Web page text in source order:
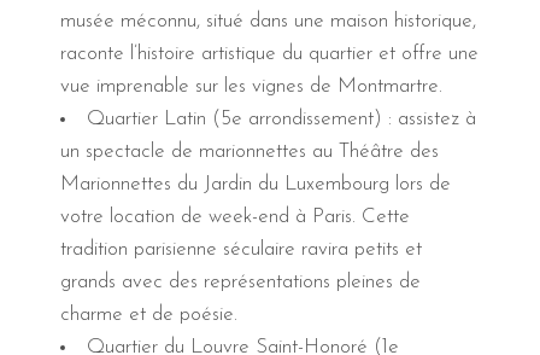
musée méconnu, situé dans une maison historique,
raconte l’histoire artistique du quartier et offre une
vue imprenable sur les vignes de Montmartre.
Quartier Latin (5e arrondissement) : assistez à
un spectacle de marionnettes au Théâtre des
Marionnettes du Jardin du Luxembourg lors de
votre location de week-end à Paris. Cette
tradition parisienne séculaire ravira petits et
grands avec des représentations pleines de
charme et de poésie.
Quartier du Louvre Saint-Honoré (1e